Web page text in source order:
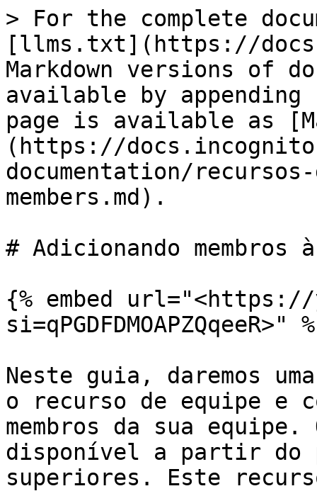
> For the complete
[llms.txt](https://
Markdown versions of
available by
page is available as
(https://
documentation/
members.md).
# Adicionando membros
{% embed url="<https://
si=qPGDFDMOAPZQqeeR>"
Neste guia, daremos
o recurso de equipe e
membros da sua
disponível a partir do
superiores. Este